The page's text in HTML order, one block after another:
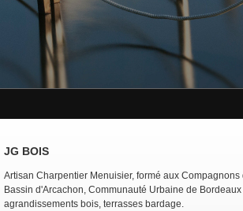
JG BOIS
Artisan Charpentier Menuisier, formé aux
Bassin d'Arcachon, Communauté Urbaine de
agrandissements bois, terrasses bardage.